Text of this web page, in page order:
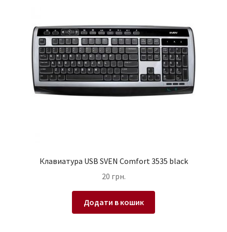
Клавиатура USB SVEN Comfort 3535 black
20 грн.
Додати в кошик